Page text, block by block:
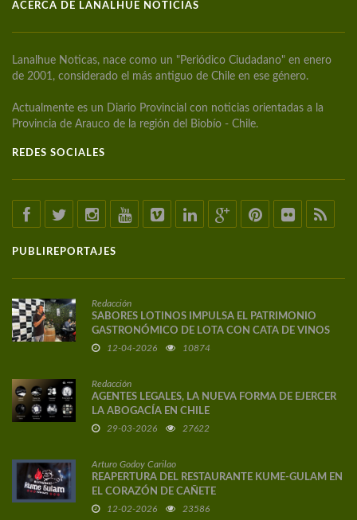
ACERCA DE LANALHUE NOTICIAS
Lanalhue Noticas, nace como un "Periódico Ciudadano" en enero
de 2001, considerado el más antiguo de Chile en ese género.
Actualmente es un Diario Provincial con noticias orientadas a la
Provincia de Arauco de la región del Biobío - Chile.
REDES SOCIALES
PUBLIREPORTAJES
Redacción
SABORES LOTINOS IMPULSA EL PATRIMONIO
GASTRONÓMICO DE LOTA CON CATA DE VINOS
DE AUTOR
12-04-2026 10874
Redacción
AGENTES LEGALES, LA NUEVA FORMA DE EJERCER
LA ABOGACÍA EN CHILE
29-03-2026 27622
Arturo Godoy Carilao
REAPERTURA DEL RESTAURANTE KUME-GULAM EN
EL CORAZÓN DE CAÑETE
12-02-2026 23586